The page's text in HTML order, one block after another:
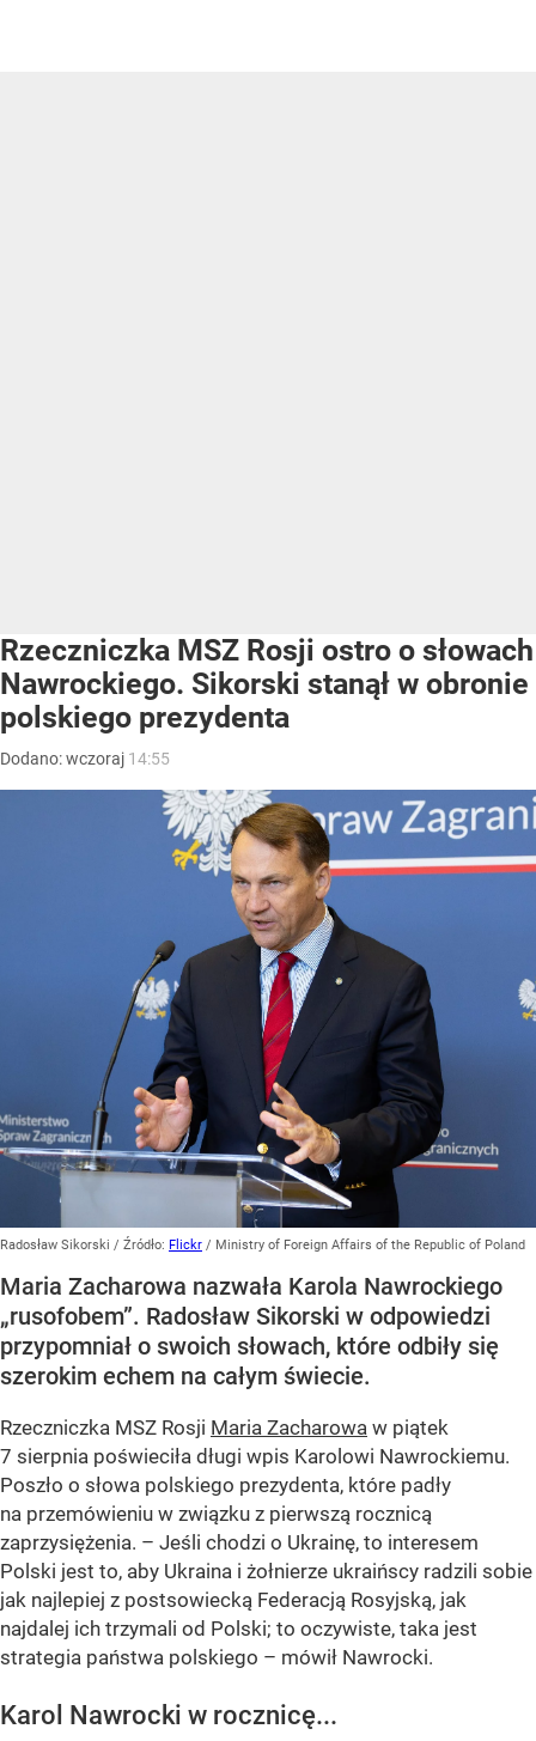
Rzeczniczka MSZ Rosji ostro o słowach
Nawrockiego. Sikorski stanął w obronie
polskiego prezydenta
Dodano:wczoraj 14:55
Radosław Sikorski / Źródło: Flickr / Ministry of Foreign Affairs of the Republic of Poland
Maria Zacharowa nazwała Karola Nawrockiego
„rusofobem”. Radosław Sikorski w odpowiedzi
przypomniał o swoich słowach, które odbiły się
szerokim echem na całym świecie.
Rzeczniczka MSZ Rosji Maria Zacharowa w piątek
7 sierpnia poświeciła długi wpis Karolowi Nawrockiemu.
Poszło o słowa polskiego prezydenta, które padły
na przemówieniu w związku z pierwszą rocznicą
zaprzysiężenia. – Jeśli chodzi o Ukrainę, to interesem
Polski jest to, aby Ukraina i żołnierze ukraińscy radzili sobie
jak najlepiej z postsowiecką Federacją Rosyjską, jak
najdalej ich trzymali od Polski; to oczywiste, taka jest
strategia państwa polskiego – mówił Nawrocki.
Karol Nawrocki w rocznicę...